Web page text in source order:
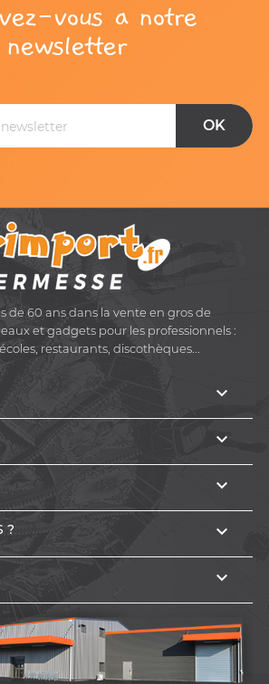
vous a notre
newsletter
de 60 ans dans la vente en gros de
et gadgets pour les professionnels :
restaurants, discothèques...



? 
